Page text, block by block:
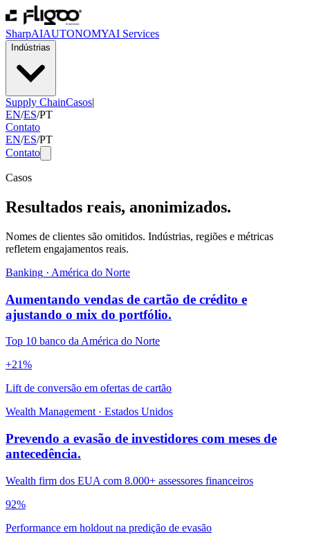
SharpAIAUTONOMYAI Services
Indústrias
Supply ChainCasos|
EN/ES/PT
Contato
EN/ES/PT
Contato
Casos
Resultados reais, anonimizados.
Nomes de clientes são omitidos. Indústrias, regiões e métricas
refletem engajamentos reais.
Banking · América do Norte
Aumentando vendas de cartão de crédito e
ajustando o mix do portfólio.
Top 10 banco da América do Norte
+21%
Lift de conversão em ofertas de cartão
Wealth Management · Estados Unidos
Prevendo a evasão de investidores com meses de
antecedência.
Wealth firm dos EUA com 8.000+ assessores financeiros
92%
Performance em holdout na predição de evasão